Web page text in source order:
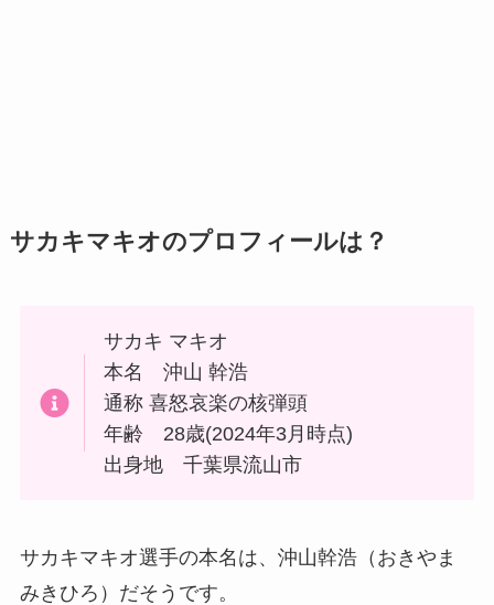
サカキマキオのプロフィールは？
サカキ マキオ
本名 沖山 幹浩
通称 喜怒哀楽の核弾頭
年齢 28歳(2024年3月時点)
出身地 千葉県流山市
サカキマキオ選手の本名は、沖山幹浩（おきやま
みきひろ）だそうです。